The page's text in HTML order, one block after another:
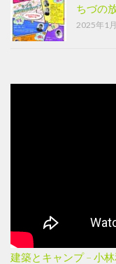
ちづの
2025年1
建築とキャンプ – 小